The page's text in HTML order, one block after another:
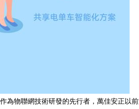
物聯網技術研發的先行者，萬佳安正以